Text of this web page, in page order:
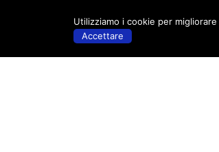
Utilizziamo i cookie per
Accettare